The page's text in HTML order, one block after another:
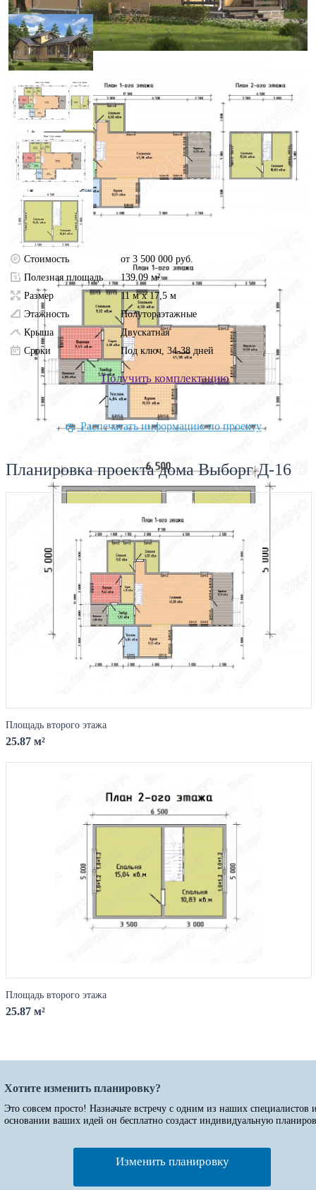
Стоимость
от 3 500 000 руб.
Полезная площадь
139.09 м²
Размер
11 м х 17,5 м
Этажность
Полутораэтажные
Крыша
Двускатная
Сроки
Под ключ, 34-38 дней
Получить комплектацию
Распечатать информацию по проекту
Планировка проекта дома Выборг Д-16
Площадь второго этажа
25.87 м²
Площадь второго этажа
25.87 м²
Хотите изменить планировку?
Это совсем просто! Назначьте встречу с одним из наших специалистов
основании ваших идей он бесплатно создаст индивидуальную
Изменить планировку